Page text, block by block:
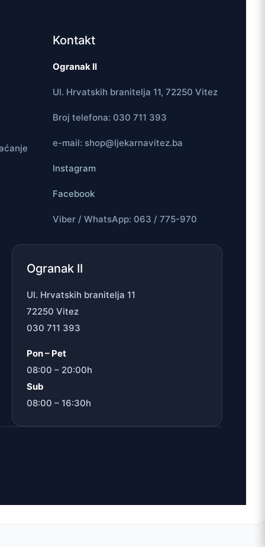
Kontakt
Ogranak II
Ul. Hrvatskih branitelja 11, 72250 Vitez
Broj telefona: 030 711 393
e-mail: shop@ljekarnavitez.ba
Instagram
Facebook
Viber / WhatsApp: 063 / 775-970
Ogranak II
Ul. Hrvatskih branitelja 11
72250 Vitez
030 711 393
Pon – Pet
08:00 – 20:00h
Sub
08:00 – 16:30h